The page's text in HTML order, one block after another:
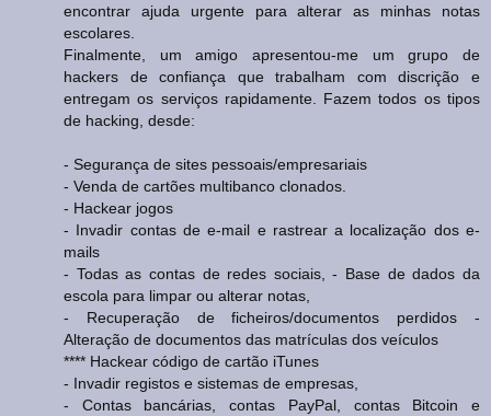
encontrar ajuda urgente para alterar as minhas notas
escolares.
Finalmente, um amigo apresentou-me um grupo de
hackers de confiança que trabalham com discrição e
entregam os serviços rapidamente. Fazem todos os tipos
de hacking, desde:
- Segurança de sites pessoais/empresariais
- Venda de cartões multibanco clonados.
- Hackear jogos
- Invadir contas de e-mail e rastrear a localização dos e-
mails
- Todas as contas de redes sociais, - Base de dados da
escola para limpar ou alterar notas,
- Recuperação de ficheiros/documentos perdidos -
Alteração de documentos das matrículas dos veículos
**** Hackear código de cartão iTunes
- Invadir registos e sistemas de empresas,
- Contas bancárias, contas PayPal, contas Bitcoin e